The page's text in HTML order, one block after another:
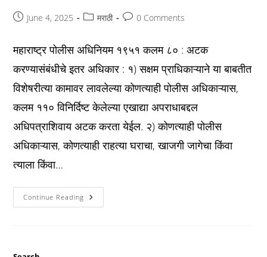
PostJune 4, 2025
Postमराठी
Post0 Comments
महाराष्ट्र पोलीस अधिनियम १९५१ कलम ८० : अटक
करण्यासंबंधीचे इतर अधिकार : १) सक्षम प्राधिकाऱ्याने या बाबतीत
विशेषरीत्या कामावर लावलेल्या कोणत्याही पोलीस अधिकाऱ्यास,
कलम ११० विनिर्दिष्ट केलेल्या एखाद्या अपराधाबद्दल
अधिपत्राशिवाय अटक करता येईल. २) कोणत्याही पोलीस
अधिकाऱ्यास, कोणत्याही राहत्या घराचा, खाजगी जागेचा किंवा
त्याला किंवा…
Continue Reading Bp
Act